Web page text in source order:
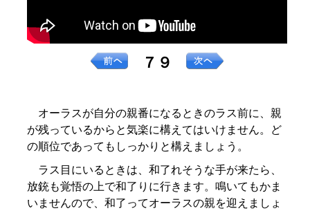
７９
オーラスが自分の親番になるときのラス前に、親
が残っているからと気楽に構えてはいけません。ど
の順位であってもしっかりと構えましょう。
ラス目にいるときは、和了れそうな手が来たら、
放銃も覚悟の上で和了りに行きます。鳴いてもかま
いませんので、和了ってオーラスの親を迎えましょ